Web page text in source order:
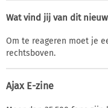
Wat vind jij van dit
Om te reageren moet je
rechtsboven.
Ajax E-zine